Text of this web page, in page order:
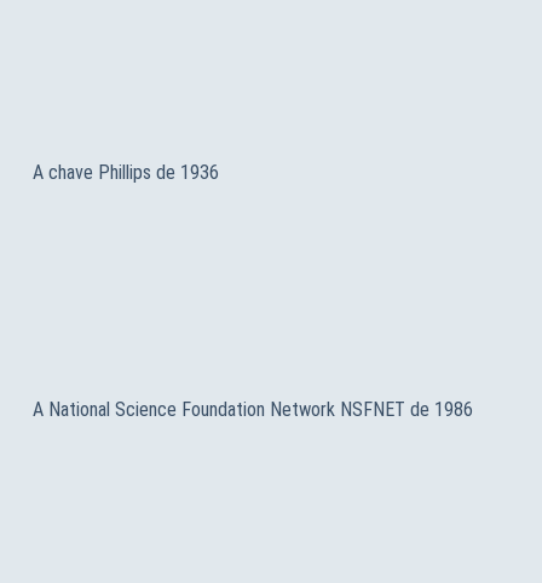
A chave Phillips de 1936
A National Science Foundation Network NSFNET de 1986